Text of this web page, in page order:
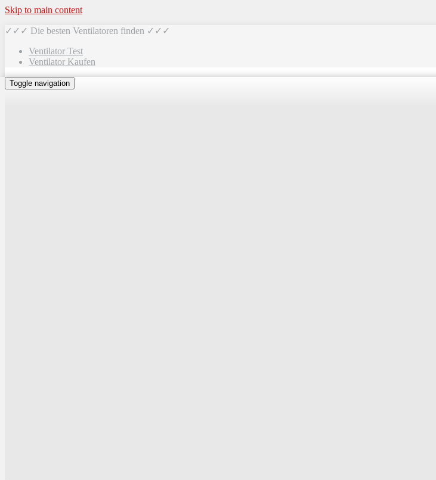
Skip to main content
✓✓✓ Die besten Ventilatoren finden ✓✓✓
Ventilator Test
Ventilator Kaufen
Toggle navigation